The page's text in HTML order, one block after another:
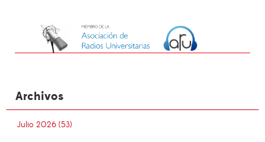
Archivos
Julio 2026 (53)